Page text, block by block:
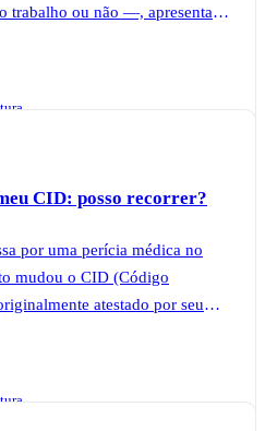
trabalho ou não —, apresenta
CID: posso recorrer?
por uma perícia médica no
mudou o CID (Código
atestado por seu